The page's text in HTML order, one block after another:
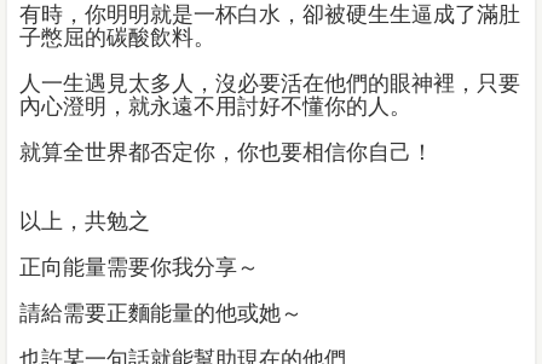
有時，你明明就是一杯白水，卻被硬生生逼成了滿肚
子憋屈的碳酸飲料。
人一生遇見太多人，沒必要活在他們的眼神裡，只要
內心澄明，就永遠不用討好不懂你的人。
就算全世界都否定你，你也要相信你自己！
以上，共勉之
正向能量需要你我分享～
請給需要正麵能量的他或她～
也許某一句話就能幫助現在的他們